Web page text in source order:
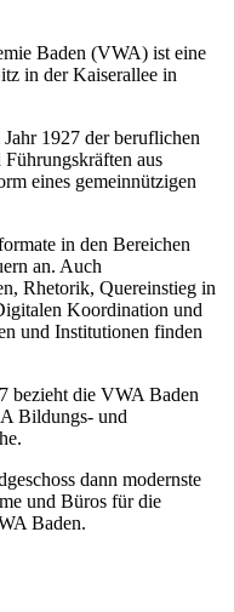
Baden (VWA) ist eine
in der Kaiserallee in
1927 der beruflichen
aus
eines gemeinnützigen
in den Bereichen
an. Auch
Rhetorik, Quereinstieg in
Koordination und
und Institutionen finden
bezieht die VWA Baden
Bildungs- und
dann modernste
und Büros für die
Baden.